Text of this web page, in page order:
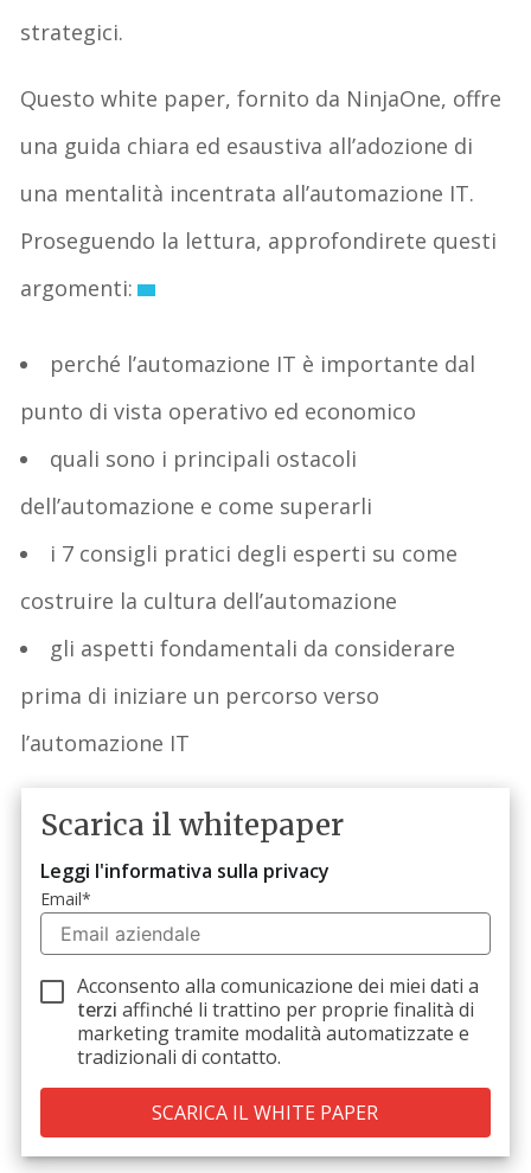
strategici.
Questo white paper, fornito da NinjaOne, offre
una guida chiara ed esaustiva all’adozione di
una mentalità incentrata all’automazione IT.
Proseguendo la lettura, approfondirete questi
argomenti:
perché l’automazione IT è importante dal
punto di vista operativo ed economico
quali sono i principali ostacoli
dell’automazione e come superarli
i 7 consigli pratici degli esperti su come
costruire la cultura dell’automazione
gli aspetti fondamentali da considerare
prima di iniziare un percorso verso
l’automazione IT
Scarica il whitepaper
Leggi l'informativa sulla privacy
Email*
Acconsento alla comunicazione dei miei dati a
terzi affinché li trattino per proprie finalità di
marketing tramite modalità automatizzate e
tradizionali di contatto.